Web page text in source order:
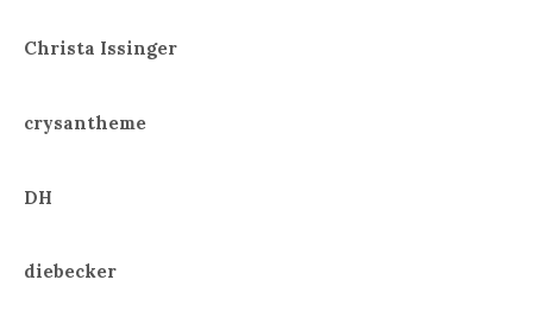
Christa Issinger
crysantheme
DH
diebecker